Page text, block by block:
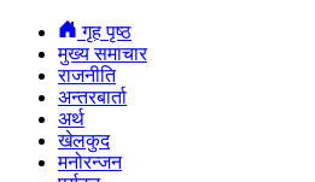
गृह पृष्ठ
मुख्य समाचार
राजनीति
अन्तरबार्ता
अर्थ
खेलकुद
मनोरन्जन